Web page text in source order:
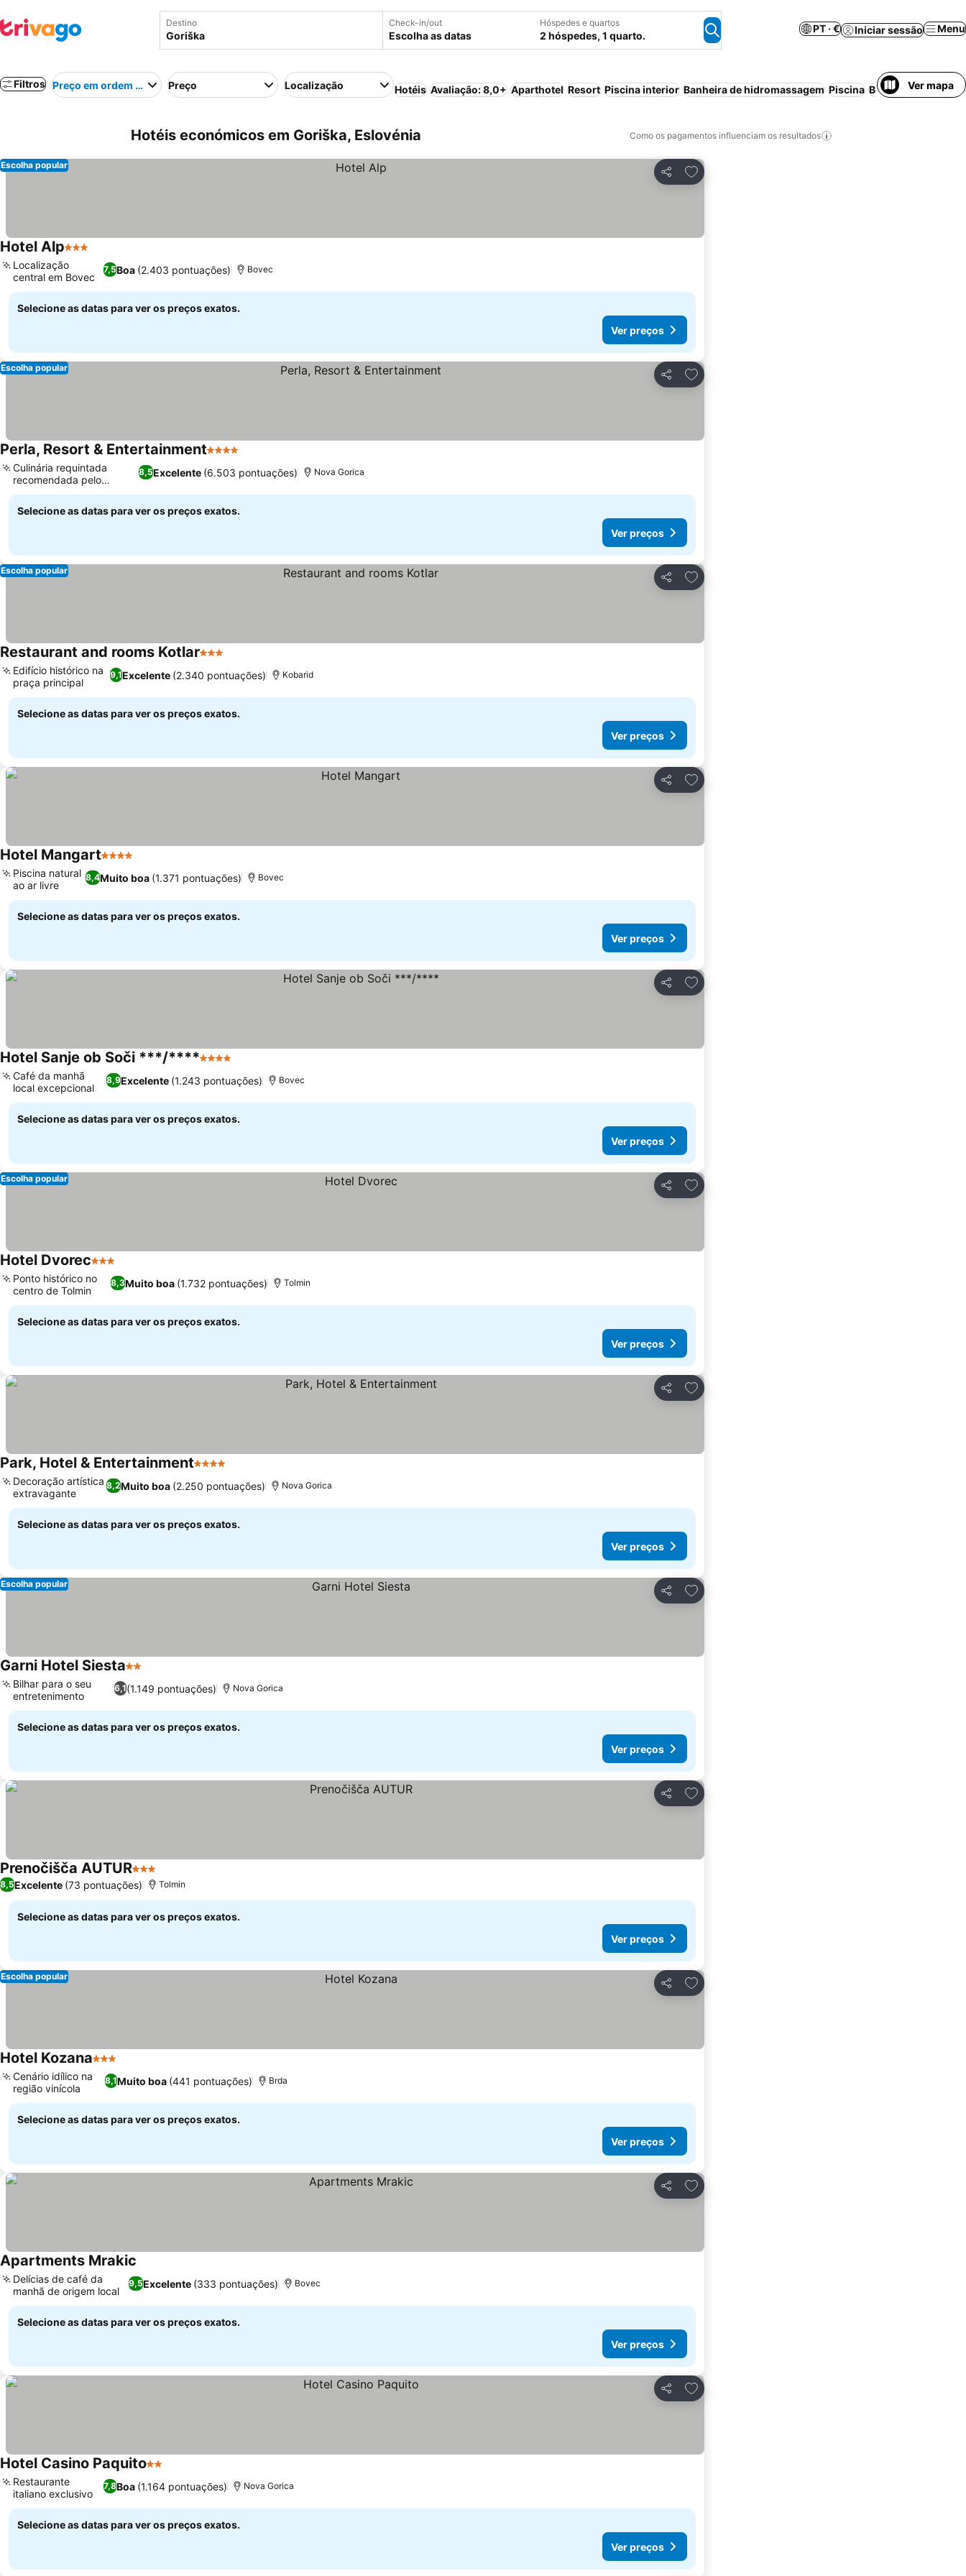
Destino Check-in/out
Escolha as datas
Hóspedes e quartos
2 hóspedes, 1 quarto.
PT · € Iniciar sessão Menu
Filtros Preço em ordem crescentePreço Localização Hotéis Avaliação: 8,0+ Aparthotel Resort Piscina interior Banheira de hidromassagem Piscina Bed & Breakfast
Ver mapa
Hotéis económicos em Goriška, Eslovénia Como os pagamentos influenciam os resultados
Partilhar
Adicionar aos favoritos
Escolha popular
Hotel Alp3 Estrelas
7,5Boa (2.403 pontuações)
Localização
central em Bovec
Bovec
Selecione as datas para ver os preços exatos.
Ver preços
Partilhar
Adicionar aos favoritos
Escolha popular
Perla, Resort & Entertainment4 Estrelas
8,5Excelente (6.503 pontuações)
Culinária requintada
recomendada pelo
Michelin
Nova Gorica
Selecione as datas para ver os preços exatos.
Ver preços
Partilhar
Adicionar aos favoritos
Escolha popular
Restaurant and rooms Kotlar3 Estrelas
9,1Excelente (2.340 pontuações)
Edifício histórico na
praça principal
Kobarid
Selecione as datas para ver os preços exatos.
Ver preços
Partilhar
Adicionar aos favoritos
Hotel Mangart4 Estrelas
8,4Muito boa (1.371 pontuações)
Piscina natural
ao ar livre
Bovec
Selecione as datas para ver os preços exatos.
Ver preços
Partilhar
Adicionar aos favoritos
Hotel Sanje ob Soči ***/****4 Estrelas
8,9Excelente (1.243 pontuações)
Café da manhã
local excepcional
Bovec
Selecione as datas para ver os preços exatos.
Ver preços
Partilhar
Adicionar aos favoritos
Escolha popular
Hotel Dvorec3 Estrelas
8,3Muito boa (1.732 pontuações)
Ponto histórico no
centro de Tolmin
Tolmin
Selecione as datas para ver os preços exatos.
Ver preços
Partilhar
Adicionar aos favoritos
Park, Hotel & Entertainment4 Estrelas
8,2Muito boa (2.250 pontuações)
Decoração artística
extravagante
Nova Gorica
Selecione as datas para ver os preços exatos.
Ver preços
Partilhar
Adicionar aos favoritos
Escolha popular
Garni Hotel Siesta2 Estrelas
6,1(1.149 pontuações)
Bilhar para o seu
entretenimento
Nova Gorica
Selecione as datas para ver os preços exatos.
Ver preços
Partilhar
Adicionar aos favoritos
Prenočišča AUTUR3 Estrelas
8,5Excelente (73 pontuações) Tolmin
Selecione as datas para ver os preços exatos.
Ver preços
Partilhar
Adicionar aos favoritos
Escolha popular
Hotel Kozana3 Estrelas
8,1Muito boa (441 pontuações)
Cenário idílico na
região vinícola
Brda
Selecione as datas para ver os preços exatos.
Ver preços
Partilhar
Adicionar aos favoritos
Apartments Mrakic
9,5Excelente (333 pontuações)
Delícias de café da
manhã de origem local
Bovec
Selecione as datas para ver os preços exatos.
Ver preços
Partilhar
Adicionar aos favoritos
Hotel Casino Paquito2 Estrelas
7,8Boa (1.164 pontuações)
Restaurante
italiano exclusivo
Nova Gorica
Selecione as datas para ver os preços exatos.
Ver preços